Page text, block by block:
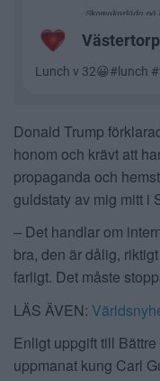
Donald Trump
honom och krävt att
propaganda och
guldstaty av mig mitt i
– Det handlar om
bra, den är dålig,
farligt. Det måste
LÄS ÄVEN:
Enligt uppgift till
uppmanat kung Carl